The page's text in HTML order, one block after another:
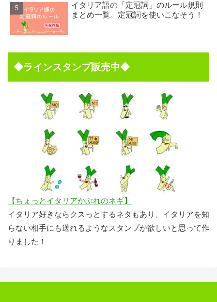
イタリア語の「定冠詞」のルール規則
まとめ一覧。定冠詞を使いこなそう！
◆ラインスタンプ販売中◆
【ちょっとイタリアかぶれのネギ】
イタリア好きならクスっとするネタもあり、イタリアを知
らない相手にも送れるようなスタンプが欲しいと思って作
りました！